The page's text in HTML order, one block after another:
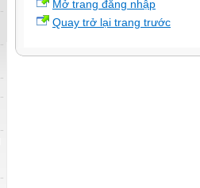
Mở trang đăng nhập
Quay trở lại trang trước